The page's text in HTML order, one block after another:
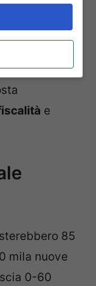
60 g/km di
stampa
più
e
85
mila nuove
0-60